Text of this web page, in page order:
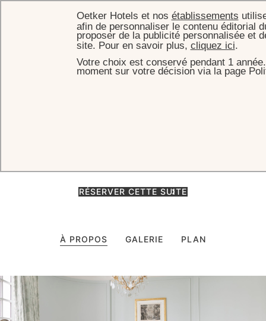
CHAMBRES & SUITES JUNIOR SUITE DELUXE
RÉSERVER CETTE SUITE
À PROPOS GALERIE PLAN
Oetker Hotels et nos établissements
afin de personnaliser le contenu éditorial
proposer de la publicité personnalisée et
site. Pour en savoir plus, cliquez ici.
Votre choix est conservé pendant 1
moment sur votre décision via la page